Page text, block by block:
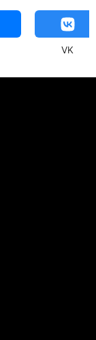
VK